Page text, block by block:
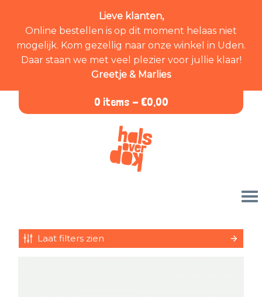
Lieve klanten,
Online bestellen is op dit moment helaas niet
mogelijk. Kom gezellig naar onze winkel in Uden.
Daar staan we met veel plezier voor jullie klaar!
Greetje & Marlies
0 items - €0,00
Laat filters zien